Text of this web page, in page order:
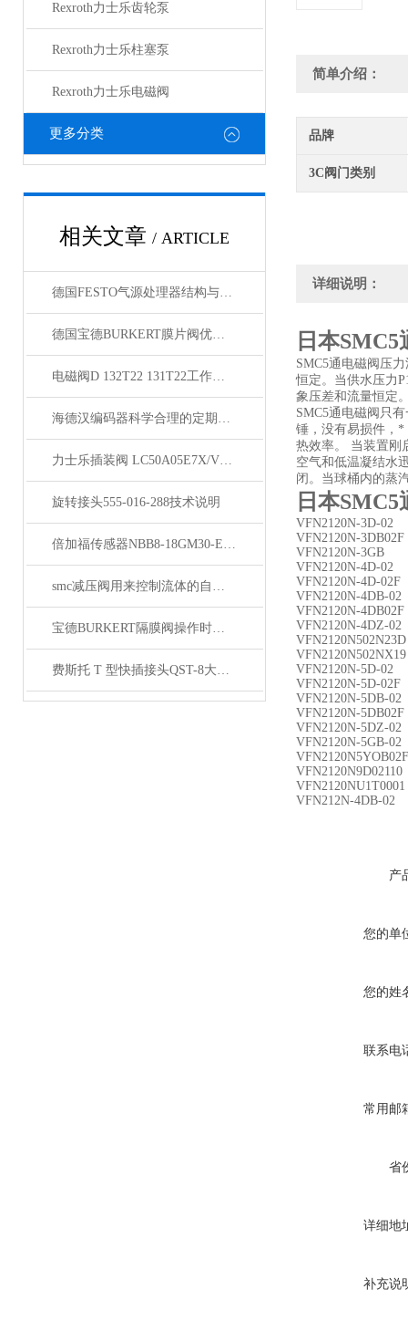
Rexroth力士乐齿轮泵
Rexroth力士乐柱塞泵
Rexroth力士乐电磁阀
更多分类
相关文章 / ARTICLE
德国FESTO气源处理器结构与维护技巧
德国宝德BURKERT膜片阀优点与安装方法
电磁阀D 132T22 131T22工作说明
海德汉编码器科学合理的定期维护保养方法分享
力士乐插装阀 LC50A05E7X/V批发
旋转接头555-016-288技术说明
倍加福传感器NBB8-18GM30-E2-V1原理
smc减压阀用来控制流体的自动化基础元件
宝德BURKERT隔膜阀操作时的启闭方向应该一律顺时针关闭
费斯托 T 型快插接头QST-8大量备货
简单介绍：
品牌
3C阀门类别
详细说明：
日本
SMC5通电磁阀压
恒定。当供水压力
象压差和流量恒定
SMC5通电磁阀只
锤，没有易损件，*
热效率。 当装置刚
空气和低温凝结水
闭。当球桶内的蒸
日本
VFN2120N-3D-02
VFN2120N-3DB02F
VFN2120N-3GB
VFN2120N-4D-02
VFN2120N-4D-02F
VFN2120N-4DB-02
VFN2120N-4DB02F
VFN2120N-4DZ-02
VFN2120N502N23D
VFN2120N502NX19
VFN2120N-5D-02
VFN2120N-5D-02F
VFN2120N-5DB-02
VFN2120N-5DB02F
VFN2120N-5DZ-02
VFN2120N-5GB-02
VFN2120N5YOB02F
VFN2120N9D02110
VFN2120NU1T0001
VFN212N-4DB-02
产
您的单
您的姓
联系电
常用邮
省
详细地
补充说